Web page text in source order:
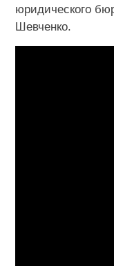
юридического
Шевченко.